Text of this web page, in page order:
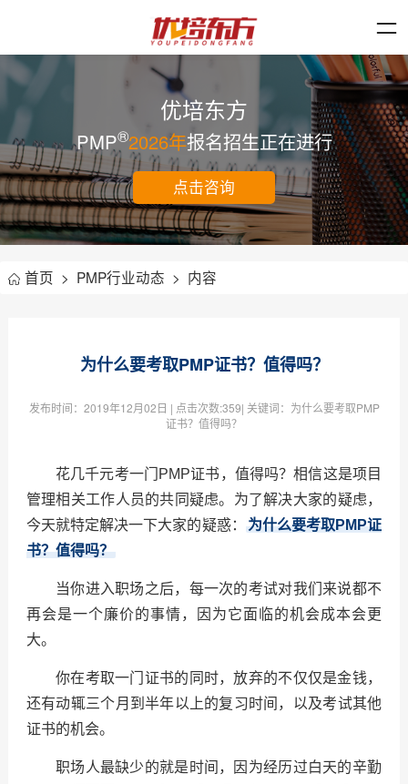
优培东方
PMP®2026年报名招生正在进行
点击咨询
首页 > PMP行业动态 > 内容
为什么要考取PMP证书？值得吗？
发布时间： 2019年12月02日 | 点击次数:359| 关键词：为什么要考取PMP
证书？值得吗？
花几千元考一门PMP证书，值得吗？相信这是项目
管理相关工作人员的共同疑虑。为了解决大家的疑虑，
今天就特定解决一下大家的疑惑：
为什么要考取PMP证
书？值得吗？
当你进入职场之后，每一次的考试对我们来说都不
再会是一个廉价的事情，因为它面临的机会成本会更
大。
你在考取一门证书的同时，放弃的不仅仅是金钱，
还有动辄三个月到半年以上的复习时间，以及考试其他
证书的机会。
职场人最缺少的就是时间，因为经历过白天的辛勤